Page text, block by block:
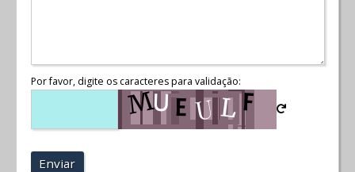
Por favor, digite os caracteres para validação:
Enviar